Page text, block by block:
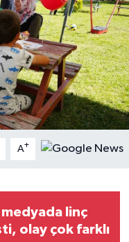
A+
linç
olay çok farklı